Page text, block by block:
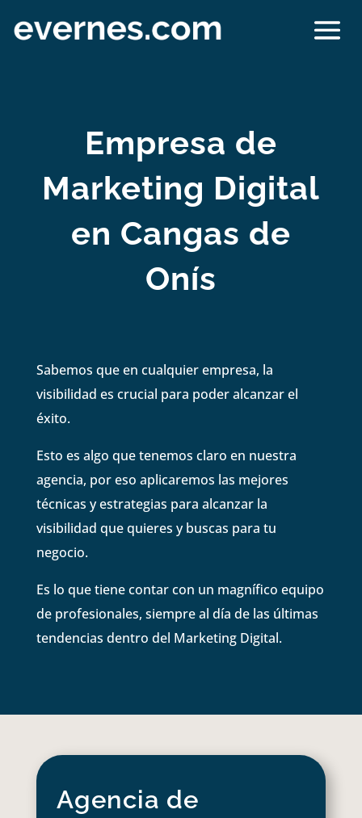
Empresa de
Marketing Digital
en Cangas de
Onís
Sabemos que en cualquier empresa, la
visibilidad es crucial para poder alcanzar el
éxito.
Esto es algo que tenemos claro en nuestra
agencia, por eso aplicaremos las mejores
técnicas y estrategias para alcanzar la
visibilidad que quieres y buscas para tu
negocio.
Es lo que tiene contar con un magnífico equipo
de profesionales, siempre al día de las últimas
tendencias dentro del Marketing Digital.
Agencia de